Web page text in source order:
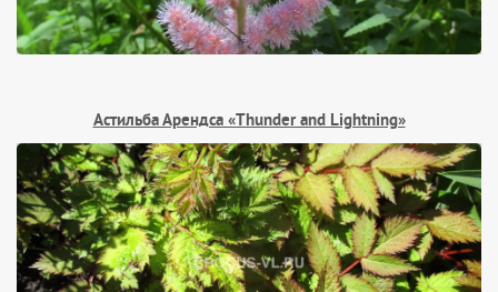
Астильба Арендса «Thunder and Lightning»